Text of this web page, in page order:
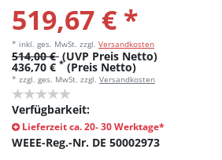
519,67 € *
* inkl. ges. MwSt. zzgl. Versandkosten
514,00 € (UVP Preis Netto)
436,70 € * (Preis Netto)
* zzgl. ges. MwSt. zzgl. Versandkosten
Verfügbarkeit:
Lieferzeit ca. 20- 30 Werktage*
WEEE-Reg.-Nr. DE 50002973